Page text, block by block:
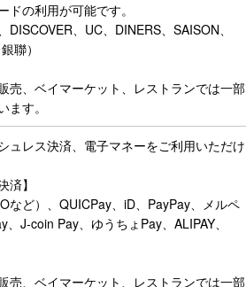
の利用が可能です。
DISCOVER、UC、DINERS、SAISON、
聯）
売、ベイマーケット、レストランでは一部
す。
ュレス決済、電子マネーをご利用いただけ
済】
など）、QUICPay、iD、PayPay、メルペ
J-coin Pay、ゆうちょPay、ALIPAY、
売、ベイマーケット、レストランでは一部